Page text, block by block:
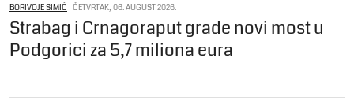
BORIVOJE SIMIĆ ČETVRTAK, 06. AUGUST 2026.
Strabag i Crnagoraput grade novi most u
Podgorici za 5,7 miliona eura